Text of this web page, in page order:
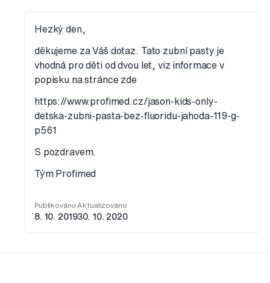
Hezký den,
děkujeme za Váš dotaz. Tato zubní pasty je
vhodná pro děti od dvou let, viz informace v
popisku na stránce zde
https://www.profimed.cz/jason-kids-only-
detska-zubni-pasta-bez-fluoridu-jahoda-119-g-
p561
S pozdravem.
Tým Profimed
Publikováno
8. 10. 2019
Aktualizováno
30. 10. 2020